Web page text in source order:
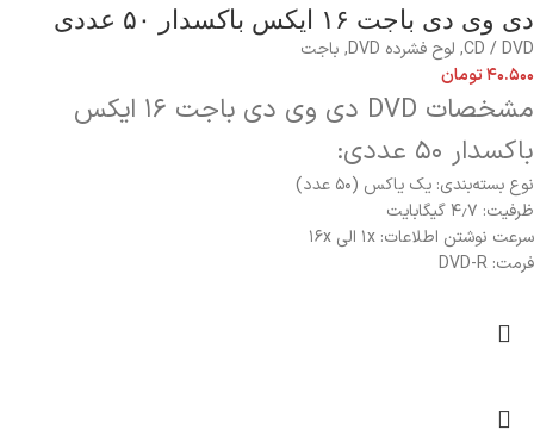
دی وی دی باجت ۱۶ ایکس باکسدار ۵۰ عددی
CD / DVD
, لوح فشرده DVD , باجت
۴۰.۵۰۰تومان
مشخصات DVD دی وی دی باجت ۱۶ ایکس
باکسدار ۵۰ عددی:
نوع بسته‌بندی: یک یاکس (۵۰ عدد)
ظرفیت: ۴٫۷ گیگابایت
سرعت نوشتن اطلاعات: ۱x الی ۱۶x
فرمت: DVD-R